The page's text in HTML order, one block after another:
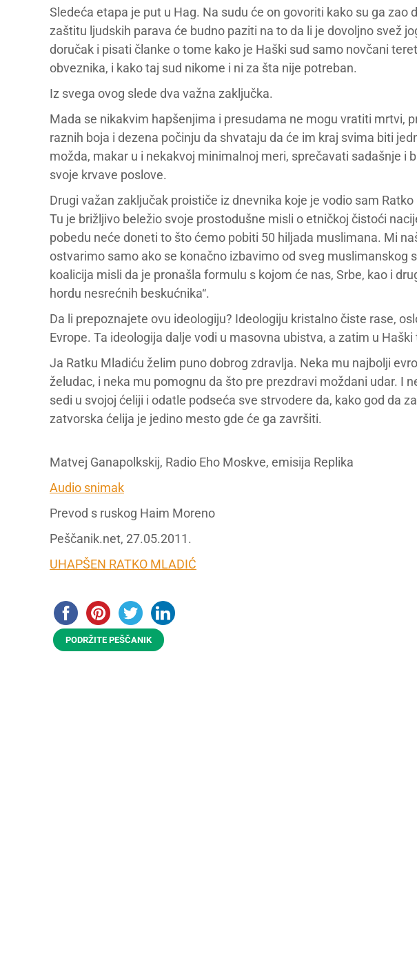
Sledeća etapa je put u Hag. Na sudu će on govoriti kako su ga zao
zaštitu ljudskih parava će budno paziti na to da li je dovoljno svež
doručak i pisati članke o tome kako je Haški sud samo novčani
obveznika, i kako taj sud nikome i ni za šta nije potreban.
Iz svega ovog slede dva važna zaključka.
Mada se nikakvim hapšenjima i presudama ne mogu vratiti mrtvi,
raznih boja i dezena počinju da shvataju da će im kraj svima biti
možda, makar u i nekakvoj minimalnoj meri, sprečavati sadašnje i
svoje krvave poslove.
Drugi važan zaključak proističe iz dnevnika koje je vodio sam
Tu je brižljivo beležio svoje prostodušne misli o etničkoj čistoći
pobedu neće doneti to što ćemo pobiti 50 hiljada muslimana. Mi
ostvarimo samo ako se konačno izbavimo od sveg muslimanskog
koalicija misli da je pronašla formulu s kojom će nas, Srbe, kao i
hordu nesrećnih beskućnika“.
Da li prepoznajete ovu ideologiju? Ideologiju kristalno čiste rase,
Evrope. Ta ideologija dalje vodi u masovna ubistva, a zatim u Haški
Ja Ratku Mladiću želim puno dobrog zdravlja. Neka mu najbolji
želudac, i neka mu pomognu da što pre prezdravi moždani udar. I
sedi u svojoj ćeliji i odatle podseća sve strvodere da, kako god da
zatvorska ćelija je jedino mesto gde će ga završiti.
Matvej Ganapolkskij, Radio Eho Moskve, emisija Replika
Audio snimak
Prevod s ruskog Haim Moreno
Peščanik.net, 27.05.2011.
UHAPŠEN RATKO MLADIĆ
PODRŽITE PEŠČANIK